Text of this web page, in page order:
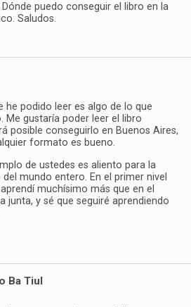
puedo conseguir el libro en la
Saludos.
he podido leer es algo de lo que
Me gustaría poder leer el libro
posible conseguirlo en Buenos Aires,
formato es bueno.
de ustedes es aliento para la
mundo entero. En el primer nivel
muchísimo más que en el
junta, y sé que seguiré aprendiendo
Ba Tiul